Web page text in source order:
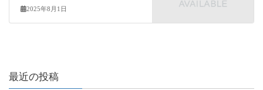
2025年8月1日
最近の投稿